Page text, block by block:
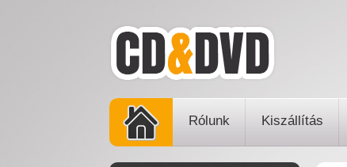
Rólunk Kiszállítás